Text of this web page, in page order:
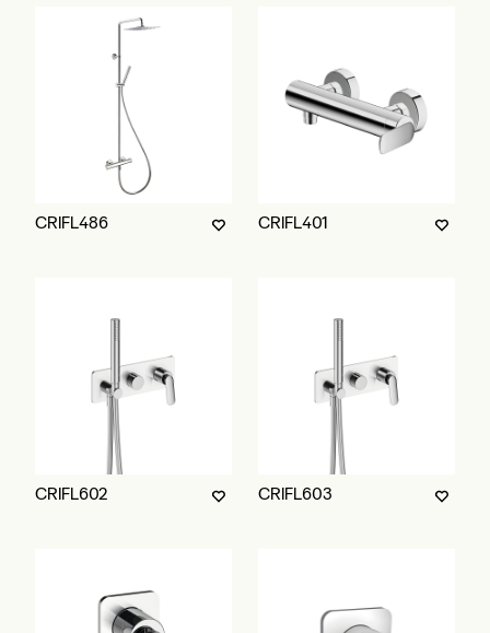
CRIFL486 CRIFL401
CRIFL602 CRIFL603